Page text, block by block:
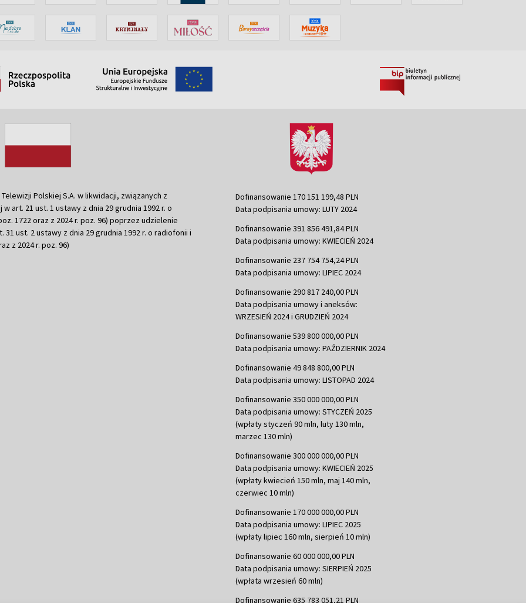
Polskiej S.A. w likwidacji, związanych z
art. 21 ust. 1 ustawy z dnia 29 grudnia 1992 r. o
1722 oraz z 2024 r. poz. 96) poprzez udzielenie
ust. 2 ustawy z dnia 29 grudnia 1992 r. o radiofonii i
z 2024 r. poz. 96)
Dofinansowanie 170 151 199,48 PLN
Data podpisania umowy: LUTY 2024
Dofinansowanie 391 856 491,84 PLN
Data podpisania umowy: KWIECIEŃ 2024
Dofinansowanie 237 754 754,24 PLN
Data podpisania umowy: LIPIEC 2024
Dofinansowanie 290 817 240,00 PLN
Data podpisania umowy i aneksów:
WRZESIEŃ 2024 i GRUDZIEŃ 2024
Dofinansowanie 539 800 000,00 PLN
Data podpisania umowy: PAŹDZIERNIK 2024
Dofinansowanie 49 848 800,00 PLN
Data podpisania umowy: LISTOPAD 2024
Dofinansowanie 350 000 000,00 PLN
Data podpisania umowy: STYCZEŃ 2025
(wpłaty styczeń 90 mln, luty 130 mln,
marzec 130 mln)
Dofinansowanie 300 000 000,00 PLN
Data podpisania umowy: KWIECIEŃ 2025
(wpłaty kwiecień 150 mln, maj 140 mln,
czerwiec 10 mln)
Dofinansowanie 170 000 000,00 PLN
Data podpisania umowy: LIPIEC 2025
(wpłaty lipiec 160 mln, sierpień 10 mln)
Dofinansowanie 60 000 000,00 PLN
Data podpisania umowy: SIERPIEŃ 2025
(wpłata wrzesień 60 mln)
Dofinansowanie 635 783 051,21 PLN